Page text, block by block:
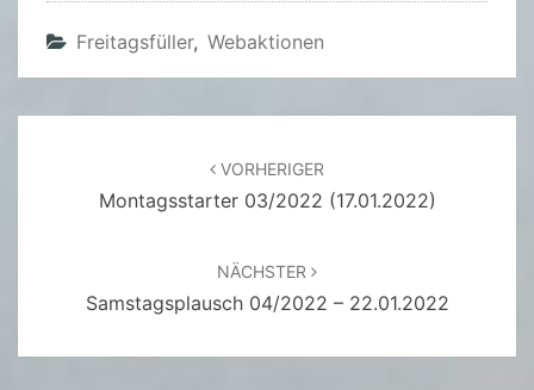
Freitagsfüller, Webaktionen
VORHERIGER
Montagsstarter 03/2022 (17.01.2022)
NÄCHSTER
Samstagsplausch 04/2022 – 22.01.2022